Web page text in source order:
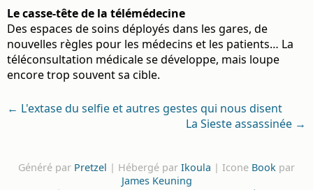
Le casse-tête de la télémédecine
Des espaces de soins déployés dans les gares, de
nouvelles règles pour les médecins et les patients… La
téléconsultation médicale se développe, mais loupe
encore trop souvent sa cible.
← L'extase du selfie et autres gestes qui nous disent
La Sieste assassinée →
Généré par Pretzel | Hébergé par Ikoula | Icone Book par
James Keuning